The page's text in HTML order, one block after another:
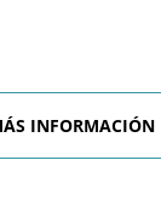
INFORMACIÓN